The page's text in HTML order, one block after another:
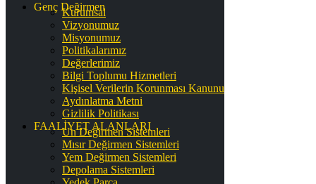
Genç Değirmen
Kurumsal
Vizyonumuz
Misyonumuz
Politikalarımız
Değerlerimiz
Bilgi Toplumu Hizmetleri
Kişisel Verilerin Korunması Kanunu
Aydınlatma Metni
Gizlilik Politikası
FAALİYET ALANLARI
Un Değirmen Sistemleri
Mısır Değirmen Sistemleri
Yem Değirmen Sistemleri
Depolama Sistemleri